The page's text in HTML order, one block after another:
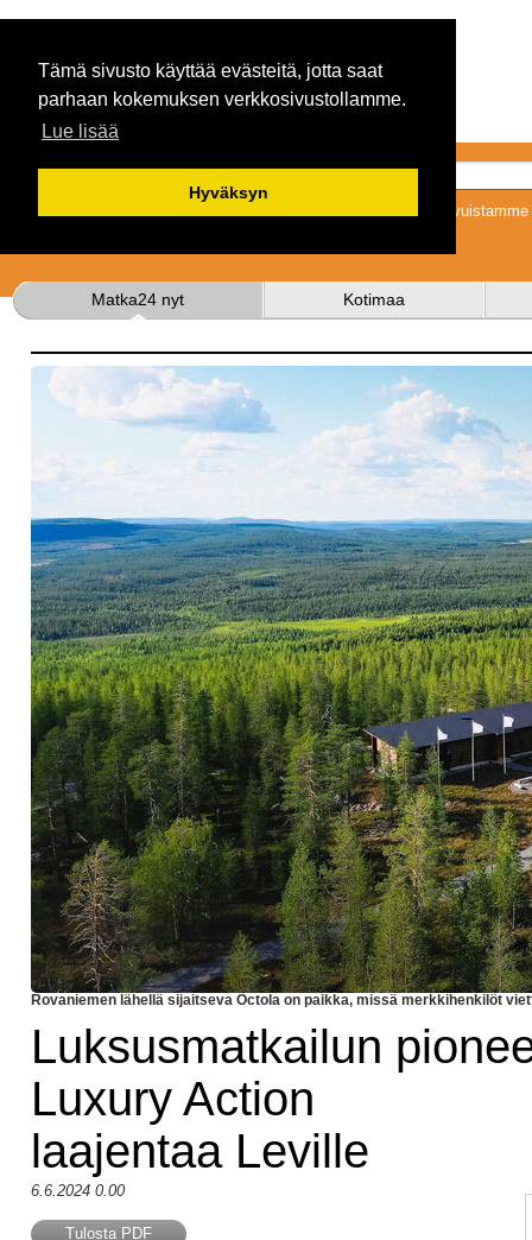
Tämä sivusto käyttää evästeitä, jotta saat
parhaan kokemuksen verkkosivustollamme.
Lue lisää
Hyväksyn
Tykkäämällä
Matka24 nyt Kotimaa
Rovaniemen lähellä sijaitseva Octola on paikka, missä merkkihenkilöt
Luksusmatkailun
Luxury Action
laajentaa Leville
6.6.2024 0.00
Tulosta PDF